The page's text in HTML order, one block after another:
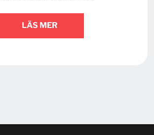
LÄS MER